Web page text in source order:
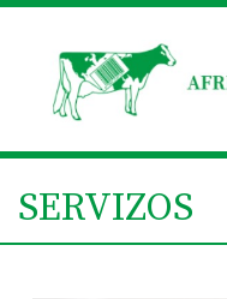
SERVIZOS